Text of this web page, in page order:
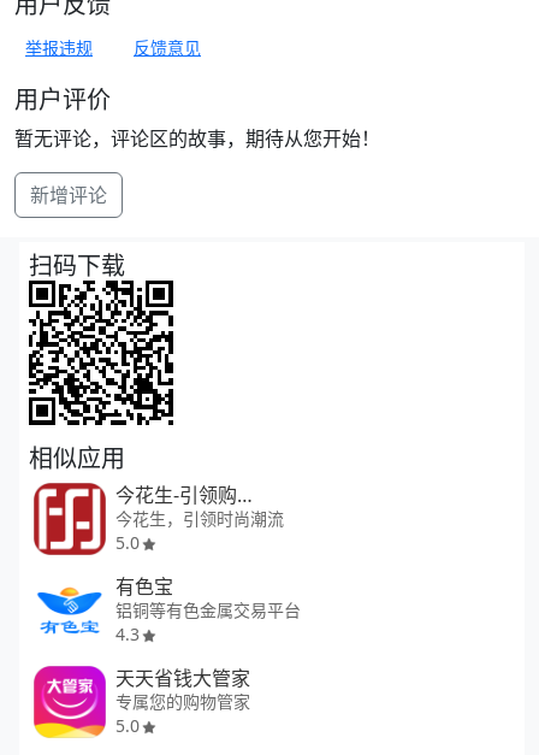
举报违规 反馈意见
用户评价
暂无评论，评论区的故事，期待从您开始！
新增评论
扫码下载
相似应用
今花生-引领购物新风尚
今花生，引领时尚潮流
5.0
有色宝
铝铜等有色金属交易平台
4.3
天天省钱大管家
专属您的购物管家
5.0